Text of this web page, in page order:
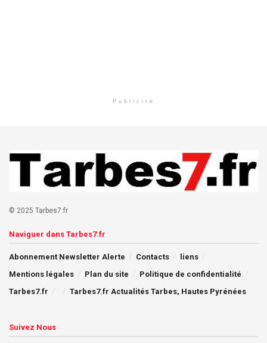
Publicité
© 2025 Tarbes7.fr
Naviguer dans Tarbes7.fr
Abonnement Newsletter Alerte Contacts
liens
Mentions légales
Plan du site
Politique de confidentialité
Tarbes7.fr
Tarbes7.fr Actualités Tarbes, Hautes Pyrénées
Suivez Nous